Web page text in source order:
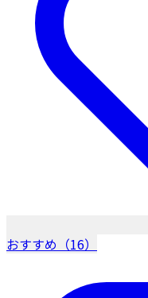
おすすめ（16）